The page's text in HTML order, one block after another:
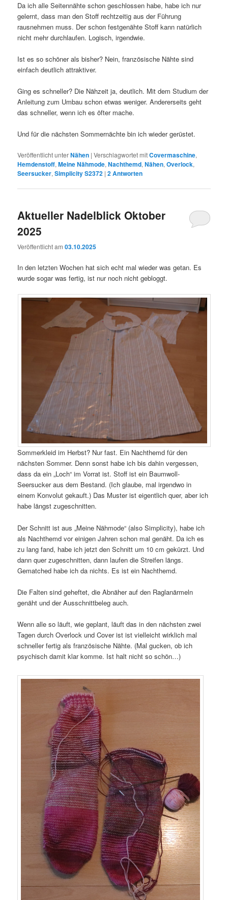
Da ich alle Seitennähte schon geschlossen habe, habe ich nur
gelernt, dass man den Stoff rechtzeitig aus der Führung
rausnehmen muss. Der schon festgenähte Stoff kann natürlich
nicht mehr durchlaufen. Logisch, irgendwie.
Ist es so schöner als bisher? Nein, französische Nähte sind
einfach deutlich attraktiver.
Ging es schneller? Die Nähzeit ja, deutlich. Mit dem Studium der
Anleitung zum Umbau schon etwas weniger. Andererseits geht
das schneller, wenn ich es öfter mache.
Und für die nächsten Sommernächte bin ich wieder gerüstet.
Veröffentlicht unterNähen |Verschlagwortet mitCovermaschine,
Hemdenstoff,Meine Nähmode,Nachthemd,Nähen,Overlock,
Seersucker,Simplicity S2372 |2Antworten
Aktueller Nadelblick Oktober
2025
Veröffentlicht am03.10.2025
In den letzten Wochen hat sich echt mal wieder was getan. Es
wurde sogar was fertig, ist nur noch nicht gebloggt.
Sommerkleid im Herbst? Nur fast. Ein Nachthemd für den
nächsten Sommer. Denn sonst habe ich bis dahin vergessen,
dass da ein „Loch“ im Vorrat ist. Stoff ist ein Baumwoll-
Seersucker aus dem Bestand. (Ich glaube, mal irgendwo in
einem Konvolut gekauft.) Das Muster ist eigentlich quer, aber ich
habe längst zugeschnitten.
Der Schnitt ist aus „Meine Nähmode“ (also Simplicity), habe ich
als Nachthemd vor einigen Jahren schon mal genäht. Da ich es
zu lang fand, habe ich jetzt den Schnitt um 10 cm gekürzt. Und
dann quer zugeschnitten, dann laufen die Streifen längs.
Gematched habe ich da nichts. Es ist ein Nachthemd.
Die Falten sind geheftet, die Abnäher auf den Raglanärmeln
genäht und der Ausschnittbeleg auch.
Wenn alle so läuft, wie geplant, läuft das in den nächsten zwei
Tagen durch Overlock und Cover ist ist vielleicht wirklich mal
schneller fertig als französische Nähte. (Mal gucken, ob ich
psychisch damit klar komme. Ist halt nicht so schön…)